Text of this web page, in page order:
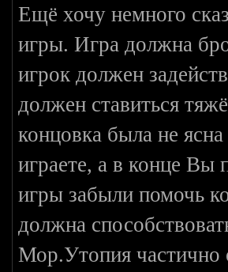
Ещё хочу немного
игры. Игра должна
игрок должен
должен ставиться
концовка была не
играете, а в конце Вы
игры забыли помочь
должна
Мор.Утопия частично